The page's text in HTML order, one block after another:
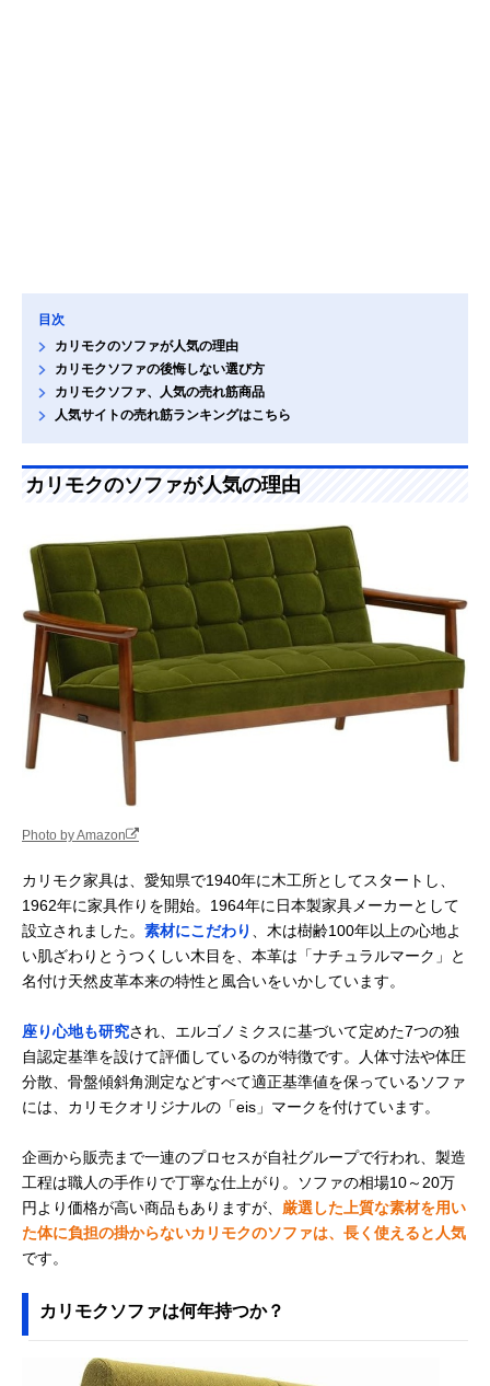
目次
カリモクのソファが人気の理由
カリモクソファの後悔しない選び方
カリモクソファ、人気の売れ筋商品
人気サイトの売れ筋ランキングはこちら
カリモクのソファが人気の理由
Photo by Amazon
カリモク家具は、愛知県で1940年に木工所としてスタートし、
1962年に家具作りを開始。1964年に日本製家具メーカーとして
設立されました。 素材にこだわり
、木は樹齢100年以上の心地よ
い肌ざわりとうつくしい木目を、本革は「ナチュラルマーク」と
名付け天然皮革本来の特性と風合いをいかしています。
座り心地も研究され、エルゴノミクスに基づいて定めた7つの独
自認定基準を設けて評価しているのが特徴です。人体寸法や体圧
分散、骨盤傾斜角測定などすべて適正基準値を保っているソファ
には、カリモクオリジナルの「eis」マークを付けています。
企画から販売まで一連のプロセスが自社グループで行われ、製造
工程は職人の手作りで丁寧な仕上がり。ソファの相場10～20万
円より価格が高い商品もありますが、 厳選した上質な素材を用い
た体に負担の掛からないカリモクのソファは、長く使えると人気
です。
カリモクソファは何年持つか？